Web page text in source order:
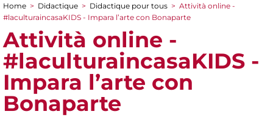
You are here
Home > Didactique > Didactique pour tous > Attività online -
#laculturaincasaKIDS - Impara l’arte con Bonaparte
Attività online -
#laculturaincasaKIDS -
Impara l’arte con
Bonaparte